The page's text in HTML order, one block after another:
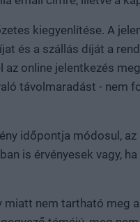
kiegyenlítése. A
és a szállás díját a
online jelentkezés
távolmaradást - nem
időpontja módosul,
is érvényesek vagy,
nem tartható meg